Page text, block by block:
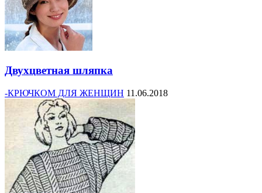
Двухцветная шляпка
-КРЮЧКОМ ДЛЯ ЖЕНЩИН 11.06.2018